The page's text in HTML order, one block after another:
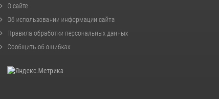
О сайте
Об использовании информации сайта
Правила обработки персональных данных
Сообщить об ошибках